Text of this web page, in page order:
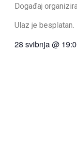
Događaj
Ulaz je besplatan.
28 svibnja@